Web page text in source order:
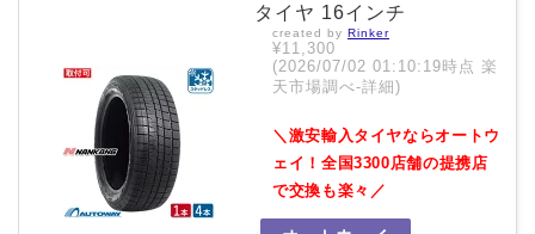
タイヤ 16インチ
created by Rinker
¥11,300
(2026/07/02 01:10:19時点 楽
天市場調べ-詳細)
＼激安輸入タイヤならオートウ
ェイ！全国3300店舗の提携店
で交換も楽々／